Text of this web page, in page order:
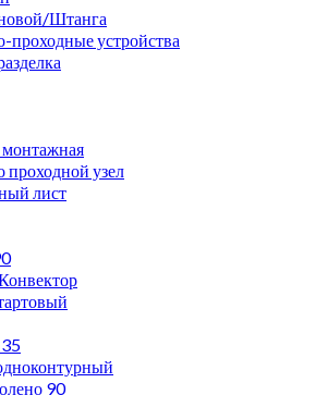
Штанга
проходные устройства
проходной узел
лист
90